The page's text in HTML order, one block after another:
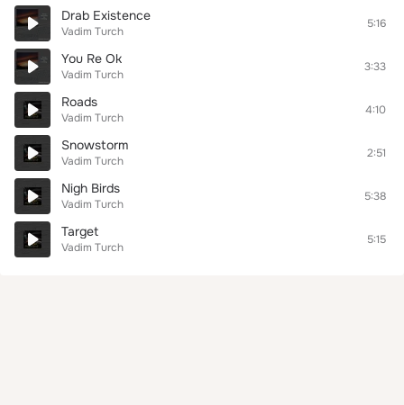
Drab Existence
Vadim Turch
5:16
You Re Ok
Vadim Turch
3:33
Roads
Vadim Turch
4:10
Snowstorm
Vadim Turch
2:51
Nigh Birds
Vadim Turch
5:38
Target
Vadim Turch
5:15